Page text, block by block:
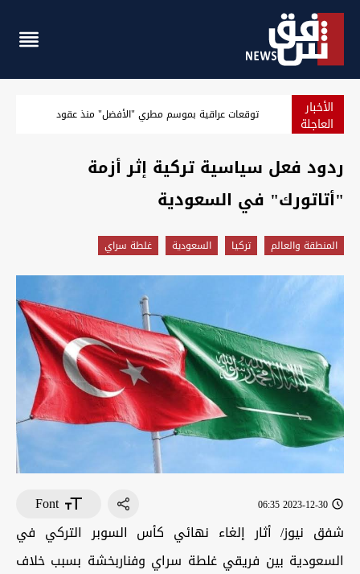
الأخبار
العاجلة بغداد.. إغلاق سريع الشعلة بعد انفجار صهريج واحتراق سيارات
ردود فعل سياسية تركية إثر أزمة
"أتاتورك" في السعودية
المنطقة والعالم تركيا السعودية غلطة سراي
2023-12-30 06:35
Font
شفق نيوز/ أثار إلغاء نهائي كأس السوبر التركي في
السعودية بين فريقي غلطة سراي وفناربخشة بسبب خلاف